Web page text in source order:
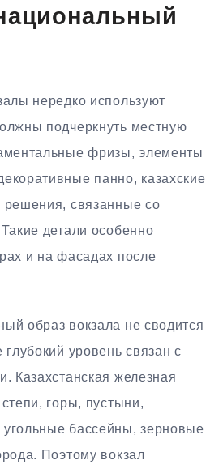
нередко используют
подчеркнуть местную
фризы, элементы
панно, казахские
решения, связанные со
детали особенно
и на фасадах после
образ вокзала не сводится
уровень связан с
Казахстанская железная
горы, пустыни,
бассейны, зерновые
Поэтому вокзал